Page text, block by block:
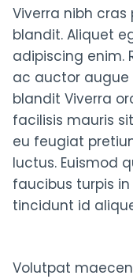
Viverra nibh
blandit. Aliquet
adipiscing enim.
ac auctor augue
blandit Viverra
facilisis mauris
eu feugiat
luctus. Euismod
faucibus turpis
tincidunt id
Volutpat